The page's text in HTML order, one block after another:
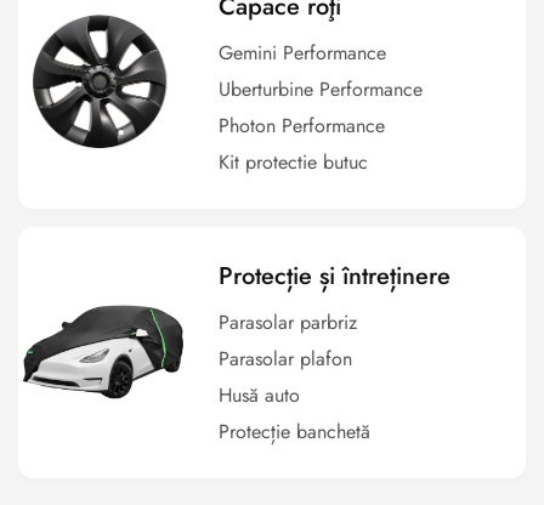
Gemini Performance
Uberturbine Performance
Photon Performance
Kit protectie butuc
Protecție și întreținere
Parasolar parbriz
Parasolar plafon
Husă auto
Protecție banchetă